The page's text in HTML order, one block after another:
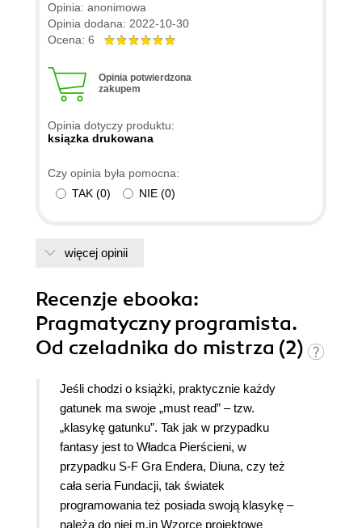
Opinia: anonimowa
Opinia dodana: 2022-10-30
Ocena: 6
Opinia potwierdzona
zakupem
Opinia dotyczy produktu:
ksiązka drukowana
Czy opinia była pomocna:
TAK (0) NIE (0)
więcej opinii
Recenzje ebooka:
Pragmatyczny programista.
Od czeladnika do mistrza (2)
Jeśli chodzi o książki, praktycznie każdy
gatunek ma swoje „must read” – tzw.
„klasykę gatunku”. Tak jak w przypadku
fantasy jest to Władca Pierścieni, w
przypadku S-F Gra Endera, Diuna, czy też
cała seria Fundacji, tak światek
programowania też posiada swoją klasykę –
należą do niej m.in Wzorce projektowe